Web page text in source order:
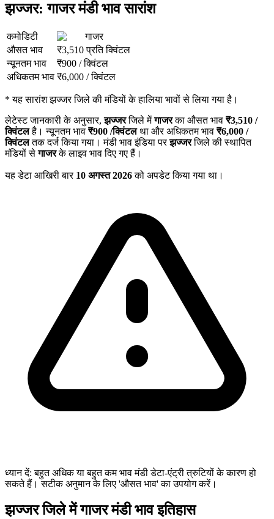
झज्जर: गाजर मंडी भाव सारांश
कमोडिटी
गाजर
औसत भाव
₹3,510 प्रति क्विंटल
न्यूनतम भाव
₹900 /क्विंटल
अधिकतम भाव ₹6,000 /क्विंटल
*यह सारांश झज्जर जिले की मंडियों के हालिया भावों से लिया गया है।
लेटेस्ट जानकारी के अनुसार,झज्जरजिले मेंगाजरका औसत भाव ₹3,510 /
क्विंटलहै। न्यूनतम भाव ₹900 /क्विंटलथा और अधिकतम भाव ₹6,000 /
क्विंटलतक दर्ज किया गया। मंडी भाव इंडिया परझज्जरजिले की स्थापित
मंडियों सेगाजरके लाइव भाव दिए गए हैं।
यह डेटा आखिरी बार 10 अगस्त 2026को अपडेट किया गया था।
ध्यान दें: बहुत अधिक या बहुत कम भाव मंडी डेटा-एंट्री त्रुटियों के कारण हो
सकते हैं। सटीक अनुमान के लिए 'औसत भाव' का उपयोग करें।
झज्जर जिले में गाजर मंडी भाव इतिहास